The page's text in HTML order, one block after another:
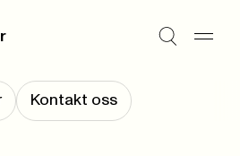
Kontakt oss